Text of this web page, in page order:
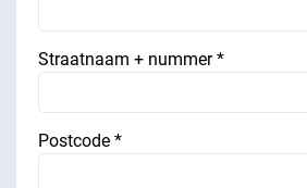
Straatnaam + nummer *
Postcode *